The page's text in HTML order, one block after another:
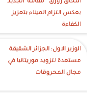
التحاق زورق " مقامه" الجديد
يعكس التزام الميناء بتعزيز
الكفاءة
الوزير الاول: الجزائر الشقيقة
مستعدة لتزويد موريتانيا في
مجال المحروقات